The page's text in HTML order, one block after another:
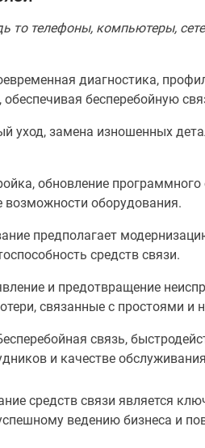
то телефоны, компьютеры,
диагностика,
бесперебойную
уход, замена изношенных
обновление
возможности оборудования.
предполагает
средств связи.
и предотвращение
связанные с простоями и
связь,
и качестве
средств связи является
ведению бизнеса и